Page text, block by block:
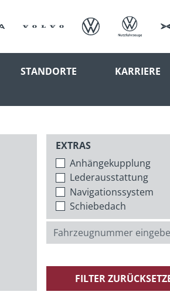
STANDORTE KARRIERE
EXTRAS
Anhängekupplung
Lederausstattung
Navigationssystem
Schiebedach
FILTER